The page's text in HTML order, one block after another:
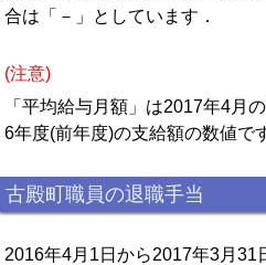
合は「－」としています．
(注意)
「平均給与月額」は2017年4月
6年度(前年度)の支給額の数値で
古殿町職員の退職手当
2016年4月1日から2017年3月31